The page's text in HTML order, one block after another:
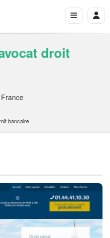
droit
bancaire